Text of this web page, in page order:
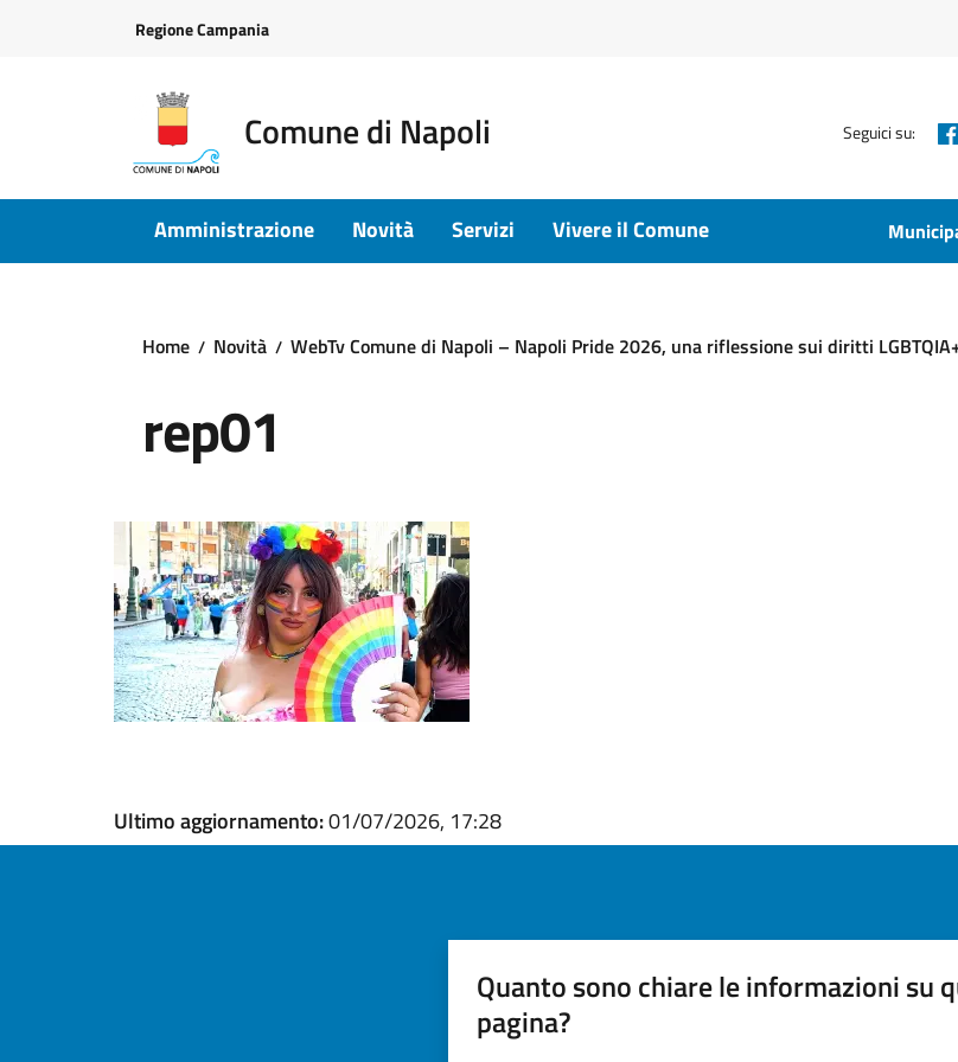
Regione Campania
Comune di Napoli Seguici su:
Amministrazione Novità Servizi Vivere il Comune
Home Novità WebTv Comune di Napoli – Napoli Pride 2026, una riflessione sui diritti
rep01
Ultimo aggiornamento:01/07/2026, 17:28
Quanto sono chiare le informazioni su
pagina?